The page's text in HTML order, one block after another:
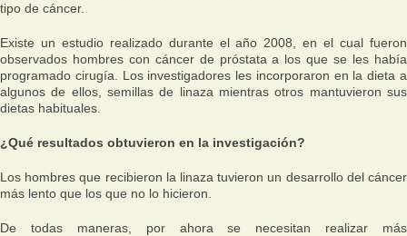
tipo de cáncer.
Existe un estudio realizado durante el año 2008, en el cual fueron
observados hombres con cáncer de próstata a los que se les había
programado cirugía. Los investigadores les incorporaron en la dieta a
algunos de ellos, semillas de linaza mientras otros mantuvieron sus
dietas habituales.
¿Qué resultados obtuvieron en la investigación?
Los hombres que recibieron la linaza tuvieron un desarrollo del cáncer
más lento que los que no lo hicieron.
De todas maneras, por ahora se necesitan realizar más